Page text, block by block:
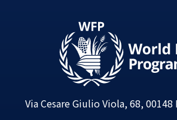
Via Cesare Giulio Viola, 68,